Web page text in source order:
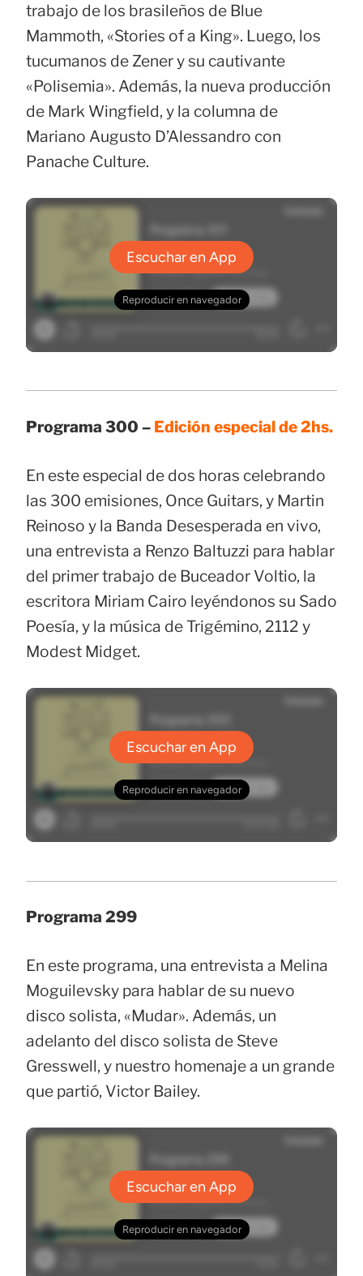
trabajo de los brasileños de Blue
Mammoth, «Stories of a King». Luego, los
tucumanos de Zener y su cautivante
«Polisemia». Además, la nueva producción
de Mark Wingfield, y la columna de
Mariano Augusto D’Alessandro con
Panache Culture.
Programa 300 – Edición especial de 2hs.
En este especial de dos horas celebrando
las 300 emisiones, Once Guitars, y Martin
Reinoso y la Banda Desesperada en vivo,
una entrevista a Renzo Baltuzzi para hablar
del primer trabajo de Buceador Voltio, la
escritora Miriam Cairo leyéndonos su Sado
Poesía, y la música de Trigémino, 2112 y
Modest Midget.
Programa 299
En este programa, una entrevista a Melina
Moguilevsky para hablar de su nuevo
disco solista, «Mudar». Además, un
adelanto del disco solista de Steve
Gresswell, y nuestro homenaje a un grande
que partió, Victor Bailey.